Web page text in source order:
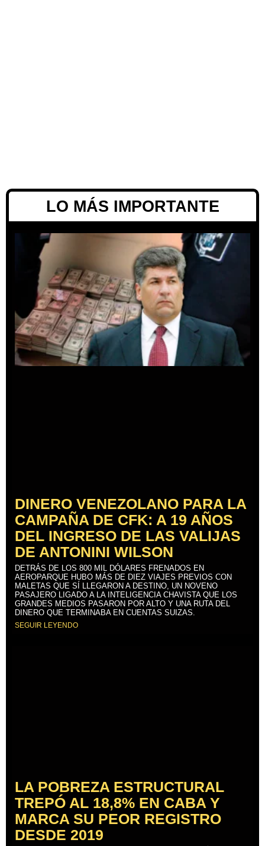
LO MÁS IMPORTANTE
DINERO VENEZOLANO PARA LA
CAMPAÑA DE CFK: A 19 AÑOS
DEL INGRESO DE LAS VALIJAS
DE ANTONINI WILSON
DETRÁS DE LOS 800 MIL DÓLARES FRENADOS EN
AEROPARQUE HUBO MÁS DE DIEZ VIAJES PREVIOS CON
MALETAS QUE SÍ LLEGARON A DESTINO, UN NOVENO
PASAJERO LIGADO A LA INTELIGENCIA CHAVISTA QUE LOS
GRANDES MEDIOS PASARON POR ALTO Y UNA RUTA DEL
DINERO QUE TERMINABA EN CUENTAS SUIZAS.
SEGUIR LEYENDO
LA POBREZA ESTRUCTURAL
TREPÓ AL 18,8% EN CABA Y
MARCA SU PEOR REGISTRO
DESDE 2019